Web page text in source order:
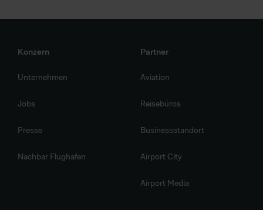
Konzern
Unternehmen
Jobs
Presse
Nachbar Flughafen
Partner
Aviation
Reisebüros
Businessstandort
Airport City
Airport Media